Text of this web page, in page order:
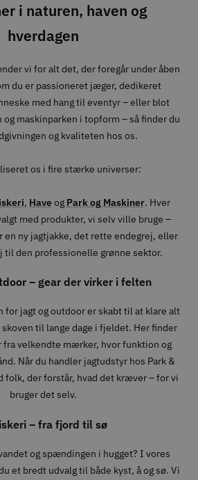
i naturen, haven og
hverdagen
vi for alt det, der foregår under åben
du er passioneret jæger, dedikeret
med hang til eventyr – eller blot
og maskinparken i topform – så finder du
og kvaliteten hos os.
os i fire stærke universer:
, Haveog Park og Maskiner. Hver
med produkter, vi selv ville bruge –
en ny jagtjakke, det rette endegrej, eller
den professionelle grønne sektor.
– gear der virker i felten
for jagt og outdoor er skabt til at klare alt
til lange dage i fjeldet. Her finder
fra velkendte mærker, hvor funktion og
Når du handler jagtudstyr hos Park &
folk, der forstår, hvad det kræver – for vi
bruger det selv.
– fra fjord til sø
og spændingen i hugget? I vores
et bredt udvalg til både kyst, å og sø. Vi